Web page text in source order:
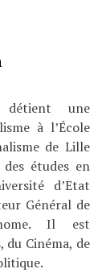
détient une
à l’École
de Lille
études en
d’Etat
Général de
Il est
du Cinéma, de